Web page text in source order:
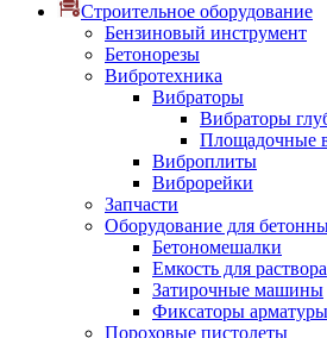
Строительное оборудование
Бензиновый инструмент
Бетонорезы
Вибротехника
Вибраторы
Вибраторы
Площадочные
Виброплиты
Виброрейки
Запчасти
Оборудование для
Бетономешалки
Емкость для раствора
Затирочные машины
Фиксаторы арматуры
Пороховые пистолеты